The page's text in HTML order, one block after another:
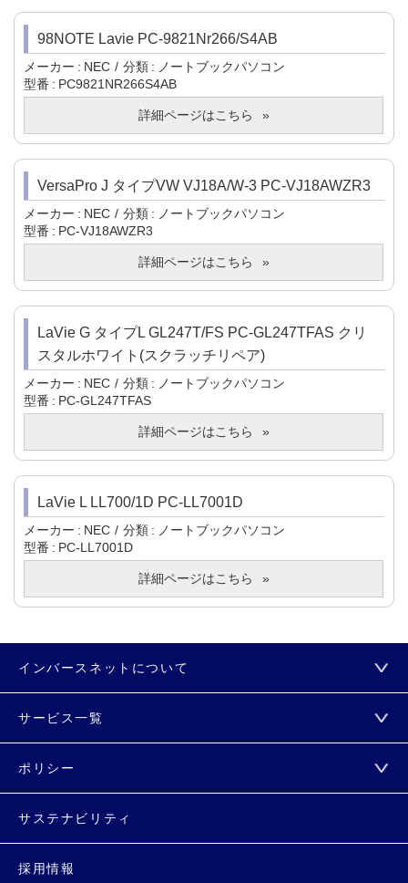
98NOTE Lavie PC-9821Nr266/S4AB
メーカー NEC 分類
ノートブックパソコン
型番
PC9821NR266S4AB
詳細ページはこちら
VersaPro J タイプVW VJ18A/W-3 PC-VJ18AWZR3
メーカー NEC 分類
ノートブックパソコン
型番
PC-VJ18AWZR3
詳細ページはこちら
LaVie G タイプL GL247T/FS PC-GL247TFAS クリ
スタルホワイト(スクラッチリペア)
メーカー NEC 分類
ノートブックパソコン
型番
PC-GL247TFAS
詳細ページはこちら
LaVie L LL700/1D PC-LL7001D
メーカー NEC 分類
ノートブックパソコン
型番
PC-LL7001D
詳細ページはこちら
インバースネットについて
サービス一覧
ポリシー
サステナビリティ
採用情報